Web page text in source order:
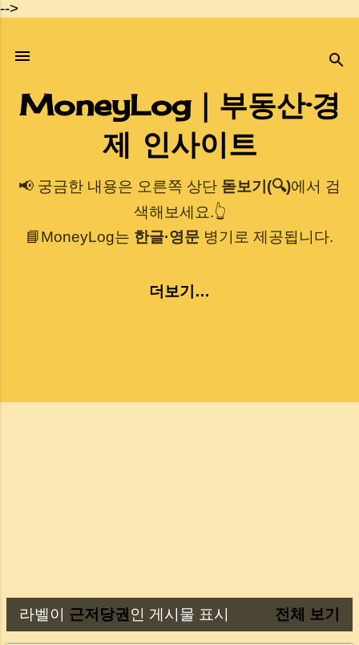
-->
기본 콘텐츠로 건너뛰기
MoneyLog｜부동산·경
제 인사이트
📢 궁금한 내용은 오른쪽 상단 돋보기(🔍)에서 검
색해보세요.👆
📘MoneyLog는 한글·영문 병기로 제공됩니다.
더보기…
글
라벨이 근저당권 인 게시물 표시 전체 보기